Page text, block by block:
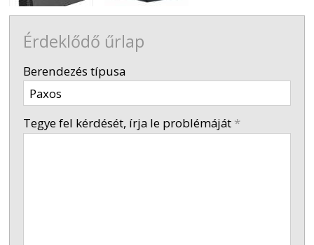
Érdeklődő űrlap
Berendezés típusa
Tegye fel kérdését, írja le problémáját *